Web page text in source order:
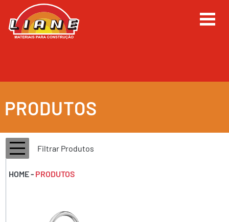
PRODUTOS
Filtrar Produtos
HOME- PRODUTOS